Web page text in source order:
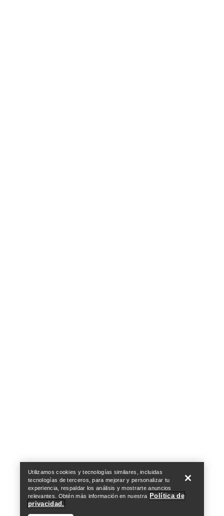
Utilizamos cookies y tecnologías similares, incluidas
tecnologías de terceros, para mejorar y personalizar tu
experiencia, respaldar los análisis y mostrarte anuncios
relevantes. Obtén más información en nuestra Política de
privacidad.